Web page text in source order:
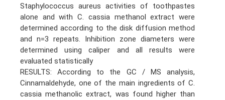
Staphylococcus aureus activities of toothpastes
alone and with C. cassia methanol extract were
determined according to the disk diffusion method
and n=3 repeats. Inhibition zone diameters were
determined using caliper and all results were
evaluated statistically
RESULTS: According to the GC / MS analysis,
Cinnamaldehyde, one of the main ingredients of C.
cassia methanolic extract, was found higher than